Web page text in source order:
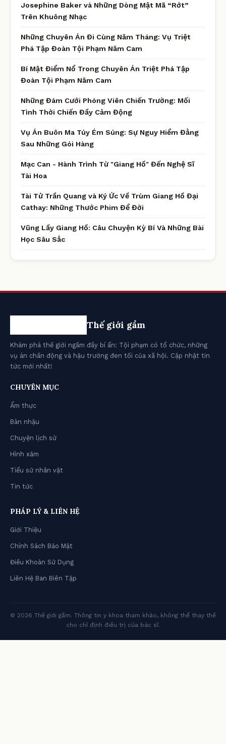
Josephine Baker và Những Dòng Mật Mã “Rớt”
Trên Khuông Nhạc
Những Chuyên Án Đi Cùng Năm Tháng: Vụ Triệt
Phá Tập Đoàn Tội Phạm Năm Cam
Bí Mật Điểm Nổ Trong Chuyên Án Triệt Phá Tập
Đoàn Tội Phạm Năm Cam
Những Đám Cưới Phóng Viên Chiến Trường: Mối
Tình Thời Chiến Đầy Cảm Động
Vụ Án Buôn Ma Túy Ém Súng: Sự Nguy Hiểm Đằng
Sau Những Gói Hàng
Mạc Can - Hành Trình Từ "Giang Hồ" Đến Nghệ Sĩ
Tài Hoa
Tài Tử Trần Quang và Ký Ức Về Trùm Giang Hồ Đại
Cathay: Những Thước Phim Để Đời
Vũng Lầy Giang Hồ: Câu Chuyện Kỳ Bí Và Những Bài
Học Sâu Sắc
Thế giới gầm
Khám phá thế giới ngầm đầy bí ẩn: Tội phạm có tổ chức, những
vụ án chấn động và hậu trường đen tối của xã hội. Cập nhật tin
tức mới nhất!
CHUYÊN MỤC
Ẩm thực
Bàn nhậu
Chuyện lịch sử
Hình xăm
Tiểu sử nhân vật
Tin tức
PHÁP LÝ & LIÊN HỆ
Giới Thiệu
Chính Sách Bảo Mật
Điều Khoản Sử Dụng
Liên Hệ Ban Biên Tập
© 2026 Thế giới gầm. Thông tin y khoa tham khảo, không thể thay thế
cho chỉ định điều trị của bác sĩ.